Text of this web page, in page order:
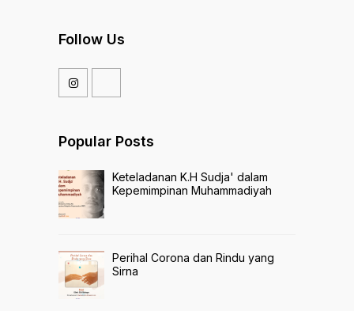
Follow Us
Popular Posts
Keteladanan K.H Sudja' dalam
Kepemimpinan Muhammadiyah
Perihal Corona dan Rindu yang
Sirna